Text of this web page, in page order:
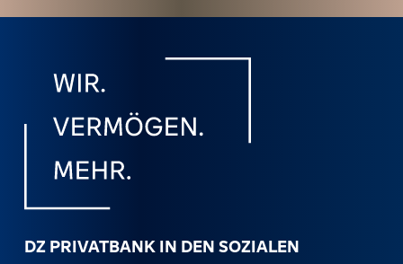
DZ PRIVATBANK IN DEN SOZIALEN